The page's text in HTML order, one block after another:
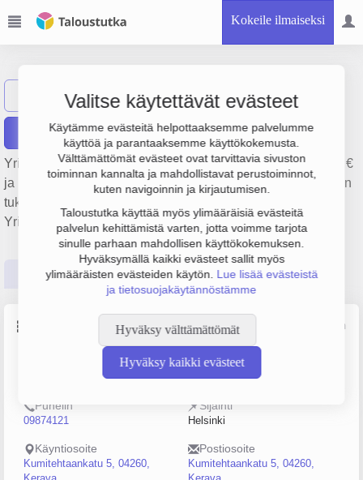
Kokeile ilmaiseksi
Valitse käytettävät evästeet
Käytämme evästeitä helpottaaksemme palvelumme
käyttöä ja parantaaksemme käyttökokemusta.
Välttämättömät evästeet ovat tarvittavia sivuston
toiminnan kannalta ja mahdollistavat perustoiminnot,
kuten navigoinnin ja kirjautumisen.
Taloustutka käyttää myös ylimääräisiä evästeitä
palvelun kehittämistä varten, jotta voimme tarjota
sinulle parhaan mahdollisen käyttökokemuksen.
Hyväksymällä kaikki evästeet sallit myös
ylimääräisten evästeiden käytön. Lue lisää evästeistä
ja tietosuojakäytännöstämme
Hyväksy välttämättömät
Hyväksy kaikki evästeet
Näytä haku A. Vogel Oy
Raportit
Yrityksen A. Vogel Oy liikevaihto on 3 milj. €, tulos -113 000 €
ja henkilöstömäärä 6. Sen päätoimiala on Luontaistuotteiden
tukkukauppa, perustamisvuosi 1978 ja sijainti Helsinki.
Yrityksen yhtiömuoto Osakeyhtiö (OY).
Perustiedot Tilinpäätösluvut Päättäjätiedot
Lähde: YTJ, PRH, Traficom
Henkilöstömäärä
5–9
Puhelin
09874121
Sijainti
Helsinki
Käyntiosoite
Kumitehtaankatu 5, 04260,
Postiosoite
Kumitehtaankatu 5, 04260,